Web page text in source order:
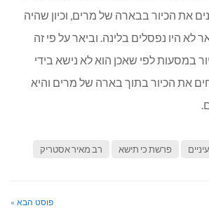
את הכיור בבארה של מרים, וכיון שהיה
לא היו נפסלים בלינה. וביאר על פי זה
במסעות לפי שאכן הוא לא נישא בידי
את הכיור בתוך בארה של מרים והיא
פרשת כי תישא רב מאיר אסטריק
פוסט הבא »